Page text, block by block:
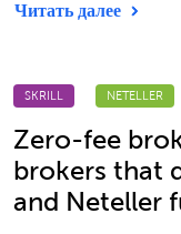
Читать далее
SKRILL NETELLER
Zero-fee
brokers that
and Neteller